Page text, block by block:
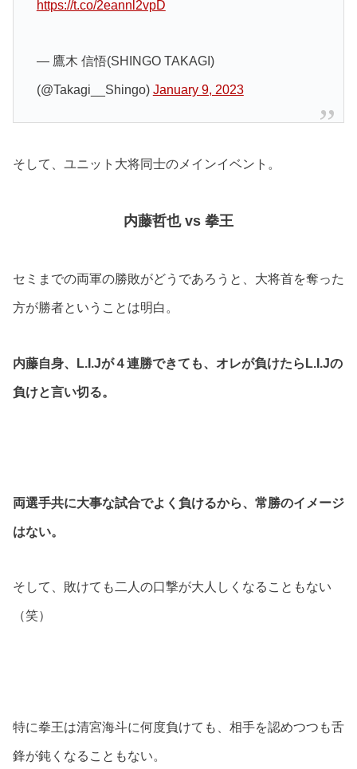
https://t.co/2eannl2vpD
— 鷹木 信悟(SHINGO TAKAGI)
(@Takagi__Shingo) January 9, 2023
そして、ユニット大将同士のメインイベント。
内藤哲也 vs 拳王
セミまでの両軍の勝敗がどうであろうと、大将首を奪った
方が勝者ということは明白。
内藤自身、L.I.Jが４連勝できても、オレが負けたらL.I.Jの
負けと言い切る。
両選手共に大事な試合でよく負けるから、常勝のイメージ
はない。
そして、敗けても二人の口撃が大人しくなることもない
（笑）
特に拳王は清宮海斗に何度負けても、相手を認めつつも舌
鋒が鈍くなることもない。